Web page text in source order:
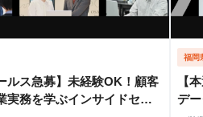
ルス急募】未経験OK！顧客
実務を学ぶインサイドセー
福岡
【
デ